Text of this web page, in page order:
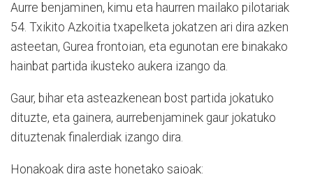
Aurre benjaminen, kimu eta haurren mailako pilotariak
54. Txikito Azkoitia txapelketa jokatzen ari dira azken
asteetan, Gurea frontoian, eta egunotan ere binakako
hainbat partida ikusteko aukera izango da.
Gaur, bihar eta asteazkenean bost partida jokatuko
dituzte, eta gainera, aurrebenjaminek gaur jokatuko
dituztenak finalerdiak izango dira.
Honakoak dira aste honetako saioak: